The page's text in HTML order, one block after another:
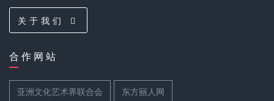
关 于 我 们
合 作 网 站
亚洲文化艺术界联合会 东方丽人网